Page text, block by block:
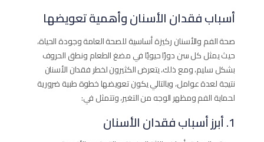
أسباب فقدان الأسنان وأهمية تعويضها
صحة الفم والأسنان ركيزة أساسية للصحة العامة وجودة الحياة،
حيث يمثل كل سن دورًا حيويًا في مضغ الطعام ونطق الحروف
بشكل سليم، ومع ذلك، يتعرض الكثيرون لخطر فقدان الأسنان
نتيجة لعدة عوامل، وبالتالي يكون تعويضها خطوة طبية ضرورية
لحماية الفم ومظهر الوجه من التغير، وتتمثل في:
1. أبرز أسباب فقدان الأسنان